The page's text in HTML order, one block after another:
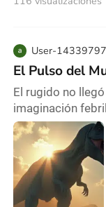
User-
El Pulso del
El rugido no
imaginación
Una fisura
liberando una
el olor a helecho
pertenecía a este
como dioses de